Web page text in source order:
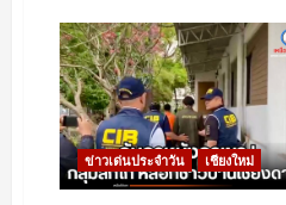
ตัว
โครงการ
“AirForAll
–
ลด
การ
เผา
เพื่อ
อากาศ
สะอาด”
ข่าวเด่นประจำวัน เชียงใหม่